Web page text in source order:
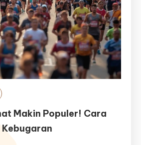
Makin Populer! Cara
Kebugaran